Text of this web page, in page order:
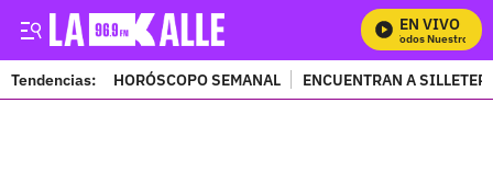
EN VIVO
Mira Todos Nuestros
Tendencias: HORÓSCOPO SEMANAL ENCUENTRAN A